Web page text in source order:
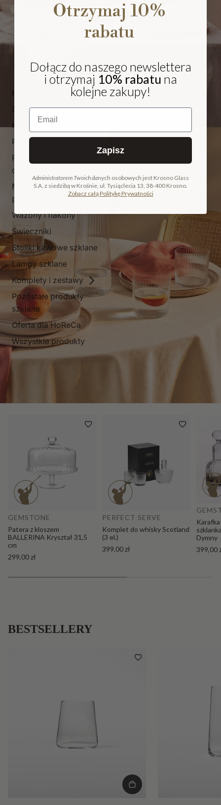
Kieliszki i pokale
Szklanki
Karafki i dzbanki
Patery
Pojemniki i
cukiernice
Miski, salaterki i
pucharki
Wazony i flakony
Świeczniki
Stoliki kawowe szklane
Lampy szklane
Komplety i zestawy
Pozostałe produkty
szklane
Oferta dla HoReCa
Wszystkie produkty
NA PREZENT
COLLECTION
Dodaj do koszyka
GEMSTONE
Patera z kloszem
BALLERINA Kryształ 31,5
cm
299,00 zł
PERFECT SERVE
Komplet do whisky Scotland
(3 el.)
399,00 zł
Dymny
399,00
BESTSELLERY
Otrzymaj 10%
rabatu
Dołącz do naszego newslettera
i otrzymaj 10% rabatu na
kolejne zakupy!
Email
Zapisz
Administratorem Twoich danych osobowych jest Krosno Glass
S.A. z siedzibą w Krośnie, ul. Tysiąclecia 13, 38-400 Krosno.
Zobacz całą Politykę Prywatności